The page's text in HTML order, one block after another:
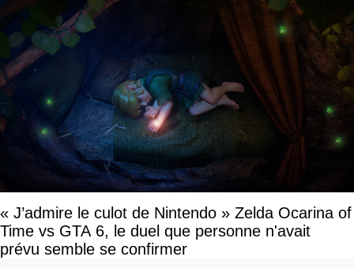
« J’admire le culot de Nintendo » Zelda Ocarina of
Time vs GTA 6, le duel que personne n'avait
prévu semble se confirmer